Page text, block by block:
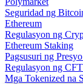
Seguridad ng
Ethereum
Regulasyon ng
Ethereum Staking
Pagsusuri ng
Regulasyon ng
Mga Tokenized na